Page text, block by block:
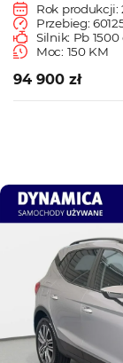
Rok produkcji:
Przebieg:
Silnik: Pb 1500
Moc: 150 KM
94 900 zł